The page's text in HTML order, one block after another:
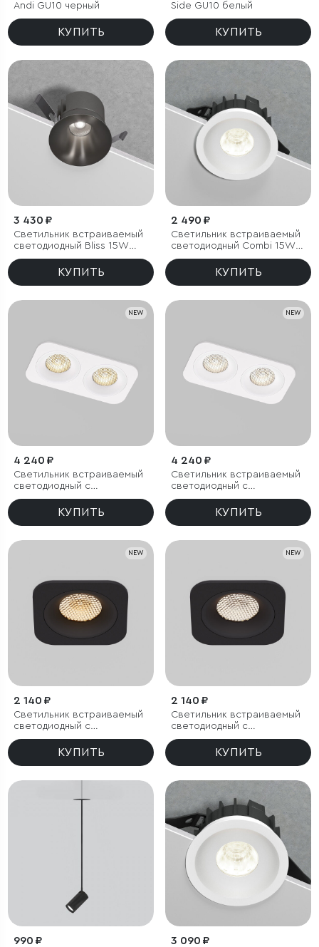
Andi GU10 черный
КУПИТЬ
Side GU10 белый
КУПИТЬ
3 430 ₽
Светильник встраиваемый
светодиодный Bliss 15W
4000K титан
КУПИТЬ
2 490 ₽
Светильник встраиваемый
светодиодный Combi 15W
4000K белый
КУПИТЬ
NEW
4 240 ₽
Светильник встраиваемый
светодиодный с
антибликовой решеткой
Tetro 20W 3000K белый
КУПИТЬ
NEW
4 240 ₽
Светильник встраиваемый
светодиодный с
антибликовой решеткой
Tetro 20W 4000K белый
КУПИТЬ
NEW
2 140 ₽
Светильник встраиваемый
светодиодный с
антибликовой решеткой
Tetro 10W 3000K черный
КУПИТЬ
NEW
2 140 ₽
Светильник встраиваемый
светодиодный с
антибликовой решеткой
Tetro 10W 4000K черный
КУПИТЬ
990 ₽ 3 090 ₽